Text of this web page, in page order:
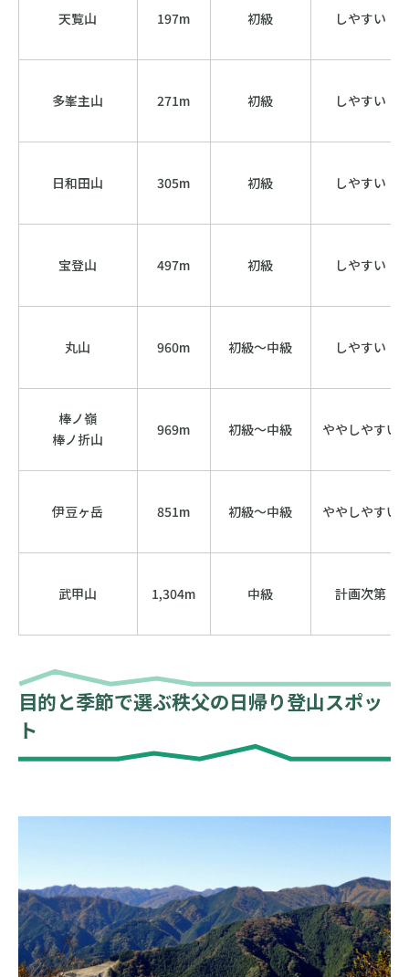
天覧山 197m 初級 しやすい
多峯主山 271m 初級 しやすい
日和田山 305m 初級 しやすい
宝登山 497m 初級 しやすい
丸山 960m 初級〜中級 しやすい
棒ノ嶺
棒ノ折山
969m 初級〜中級 ややしやすい
伊豆ヶ岳 851m 初級〜中級 ややしやすい
武甲山 1,304m 中級 計画次第
目的と季節で選ぶ秩父の日帰り登山スポッ
ト